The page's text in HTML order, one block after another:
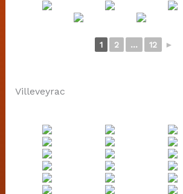
1 2 ... 12 ►
Villeveyrac